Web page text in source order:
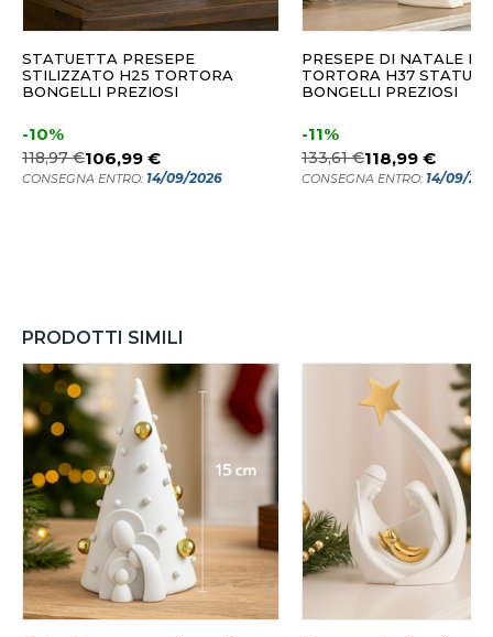
STATUETTA PRESEPE
STILIZZATO H25 TORTORA
BONGELLI PREZIOSI
-10%
118,97 €106,99 €
CONSEGNA ENTRO: 14/09/2026
PRESEPE DI NATALE
TORTORA H37
BONGELLI PREZIOSI
-11%
133,61 €118,99 €
CONSEGNA ENTRO: 14/09/
PRODOTTI SIMILI